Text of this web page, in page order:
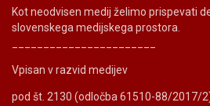
Kot neodvisen medij želimo prispevati
slovenskega medijskega prostora.
Vpisan v razvid medijev
pod št. 2130 (odločba 61510-88/2017/